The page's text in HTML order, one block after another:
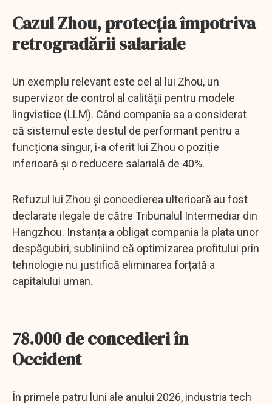
Cazul Zhou, protecția împotriva
retrogradării salariale
Un exemplu relevant este cel al lui Zhou, un
supervizor de control al calității pentru modele
lingvistice (LLM). Când compania sa a considerat
că sistemul este destul de performant pentru a
funcționa singur, i-a oferit lui Zhou o poziție
inferioară și o reducere salarială de 40%.
Refuzul lui Zhou și concedierea ulterioară au fost
declarate ilegale de către Tribunalul Intermediar din
Hangzhou. Instanța a obligat compania la plata unor
despăgubiri, subliniind că optimizarea profitului prin
tehnologie nu justifică eliminarea forțată a
capitalului uman.
78.000 de concedieri în
Occident
În primele patru luni ale anului 2026, industria tech